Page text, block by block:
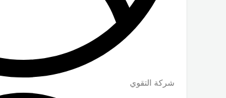
شركة التقوي